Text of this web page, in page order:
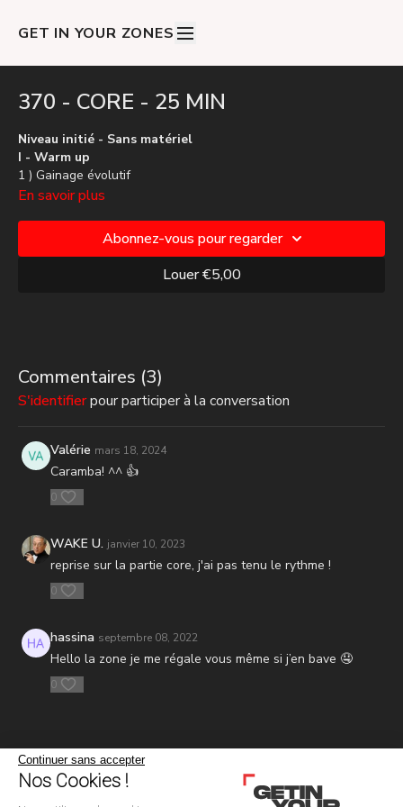
GET IN YOUR ZONES
370 - CORE - 25 MIN
Niveau initié - Sans matériel
I - Warm up
1 ) Gainage évolutif
2 ) Crunch évolutif
1 ) Planche jack > Commando
III - Challenge
1 ) Sit up
2 ) Gainage
En savoir plus
Abonnez-vous pour regarder
Louer €5,00
Commentaires (3)
S'identifierpour participer à la conversation
Valérie mars 18, 2024
Caramba! ^^ 👍
0
WAKE U. janvier 10, 2023
reprise sur la partie core, j'ai pas tenu le rythme !
0
hassina septembre 08, 2022
Hello la zone je me régale vous même si j’en bave 🤤
0
Continuer sans accepter
Nos Cookies !